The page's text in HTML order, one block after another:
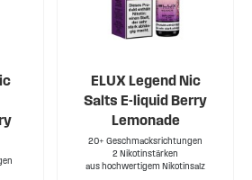
ELUX Legend Nic
Salts E-liquid Berry
Lemonade
20+ Geschmacksrichtungen
2 Nikotinstärken
aus hochwertigem Nikotinsalz